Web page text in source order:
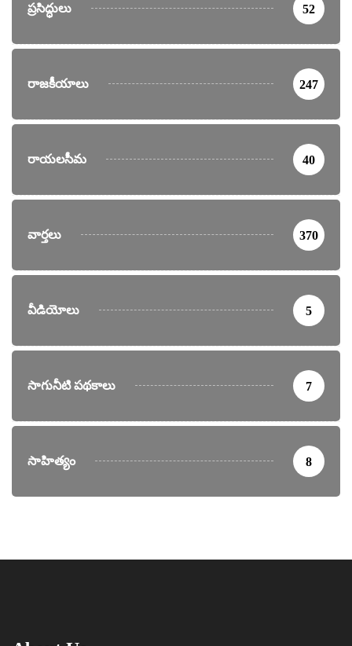
ప్రసిద్ధులు 52
రాజకీయాలు 247
రాయలసీమ 40
వార్తలు 370
వీడియోలు 5
సాగునీటి పథకాలు 7
సాహిత్యం 8